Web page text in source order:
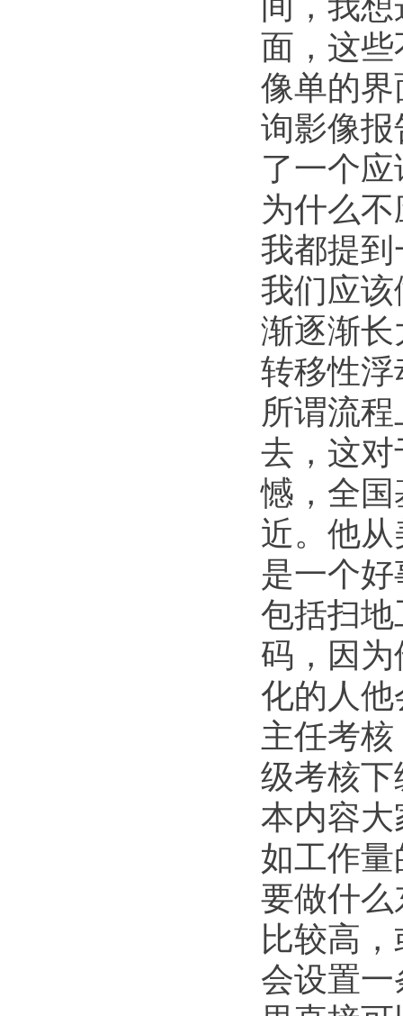
面，这
像单的
询影像
了一个
为什么
我都提
我们应
渐逐渐
转移性
所谓流
去，这
憾，全
近。他
是一个
包括扫
码，因
化的人
主任考
级考核
本内容
如工作
要做什
比较高
会设置